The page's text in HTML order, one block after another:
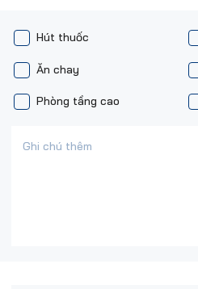
Hút thuốc
Phòng tầng cao
Ăn chay